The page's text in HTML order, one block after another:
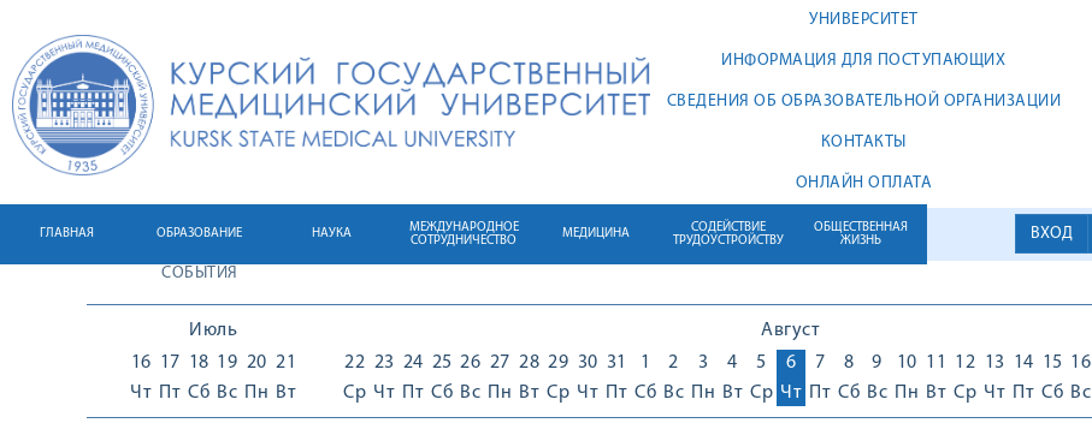
УНИВЕРСИТЕТ
ИНФОРМАЦИЯ ДЛЯ ПОСТУПАЮЩИХ
СВЕДЕНИЯ ОБ ОБРАЗОВАТЕЛЬНОЙ ОРГАНИЗАЦИИ
КОНТАКТЫ
ОНЛАЙН ОПЛАТА
ВХОД
ГЛАВНАЯ ОБРАЗОВАНИЕ НАУКА
МЕЖДУНАРОДНОЕ
СОТРУДНИЧЕСТВО
МЕДИЦИНА
СОДЕЙСТВИЕ
ТРУДОУСТРОЙСТВУ
ОБЩЕСТВЕННАЯ
ЖИЗНЬ
СОБЫТИЯ
Июль
16
Чт
17
Пт
18
Сб
19
Вс
20
Пн
21
Вт
Август
22
Ср
23
Чт
24
Пт
25
Сб
26
Вс
27
Пн
28
Вт
29
Ср
30
Чт
31
Пт
1
Сб
2
Вс
3
Пн
4
Вт
5
Ср
6
Чт
7
Пт
8
Сб
9
Вс
10
Пн
11
Вт
12
Ср
13
Чт
14
Пт
15
Сб
16
Вс